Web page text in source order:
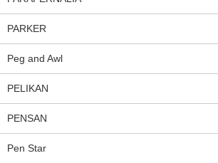
PARKER
Peg and Awl
PELIKAN
PENSAN
Pen Star